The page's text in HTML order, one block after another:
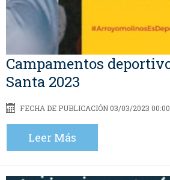
Campamentos
Santa 2023
FECHA DE PUBLICACIÓN 03/03/2023 00:00
Leer Más